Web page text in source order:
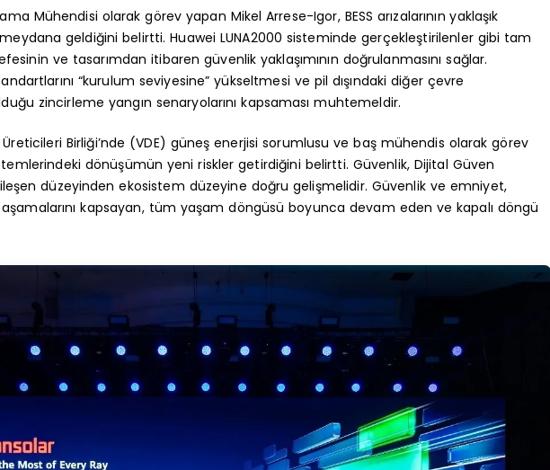
Mühendisi olarak görev yapan Mikel Arrese-Igor, BESS arızalarının yaklaşık
geldiğini belirtti. Huawei LUNA2000 sisteminde gerçekleştirilenler gibi tam
ve tasarımdan itibaren güvenlik yaklaşımının doğrulanmasını sağlar.
“kurulum seviyesine” yükseltmesi ve pil dışındaki diğer çevre
zincirleme yangın senaryolarını kapsaması muhtemeldir.
Birliği’nde (VDE) güneş enerjisi sorumlusu ve baş mühendis olarak görev
dönüşümün yeni riskler getirdiğini belirtti. Güvenlik, Dijital Güven
düzeyinden ekosistem düzeyine doğru gelişmelidir. Güvenlik ve emniyet,
kapsayan, tüm yaşam döngüsü boyunca devam eden ve kapalı döngü